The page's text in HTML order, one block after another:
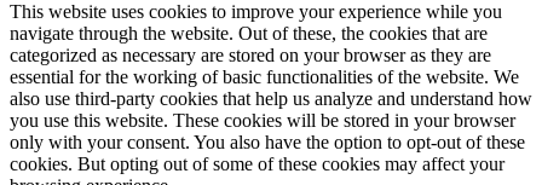
This website uses cookies to improve your experience while you
navigate through the website. Out of these, the cookies that are
categorized as necessary are stored on your browser as they are
essential for the working of basic functionalities of the website. We
also use third-party cookies that help us analyze and understand how
you use this website. These cookies will be stored in your browser
only with your consent. You also have the option to opt-out of these
cookies. But opting out of some of these cookies may affect your